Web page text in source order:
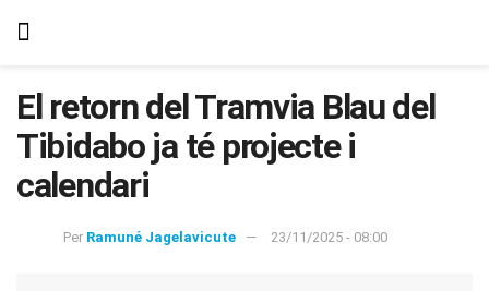
El retorn del Tramvia Blau del
Tibidabo ja té projecte i
calendari
Per Ramuné Jagelavicute 23/11/2025 - 08:00